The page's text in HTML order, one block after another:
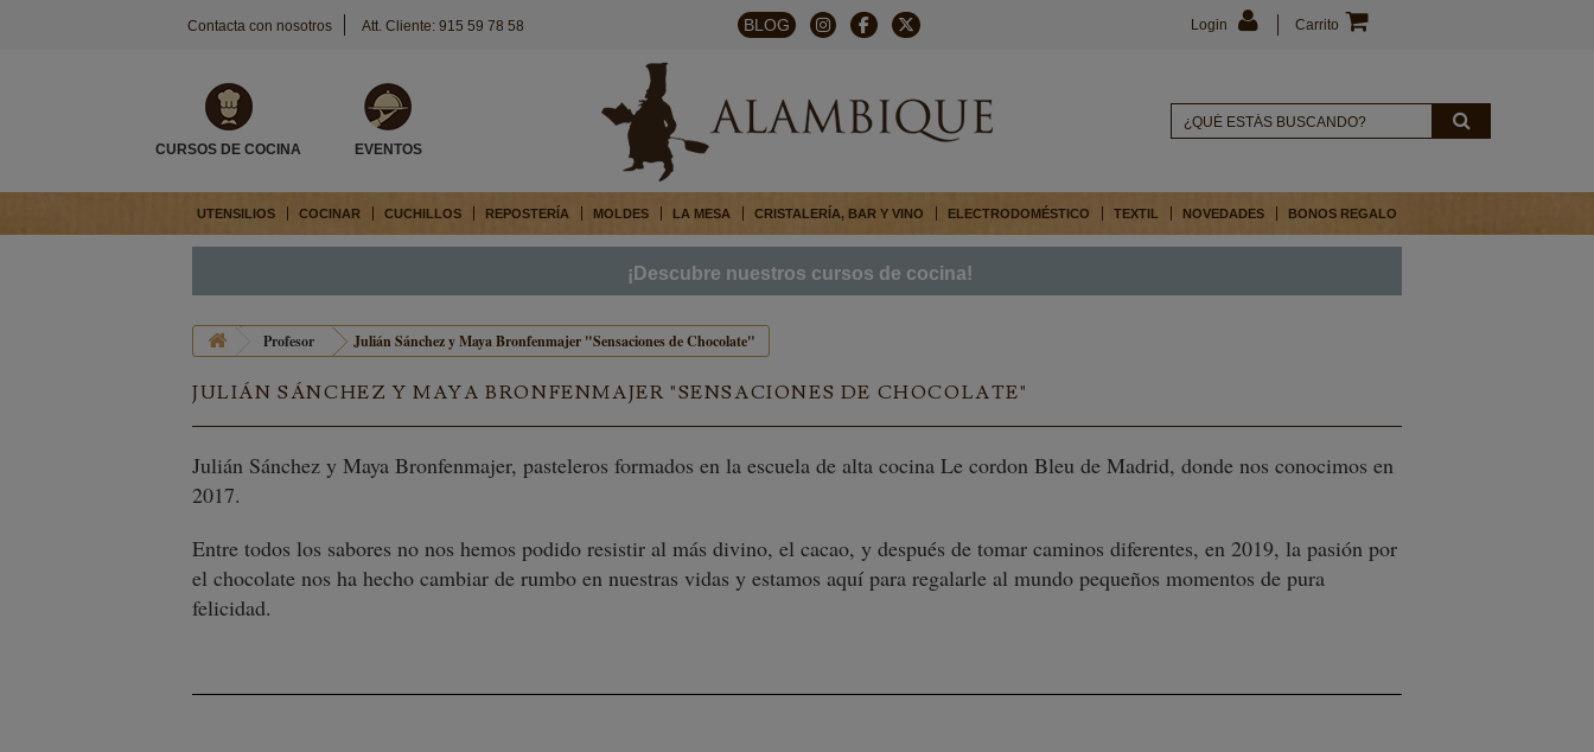
Contacta con nosotros Att. Cliente: 915 59 78 58 BLOG Carrito
Login
CURSOS DE COCINA EVENTOS
UTENSILIOS COCINAR CUCHILLOS REPOSTERÍA MOLDES LA MESA CRISTALERÍA, BAR Y VINO ELECTRODOMÉSTICO TEXTIL NOVEDADES BONOS REGALO
¡Descubre nuestros cursos de cocina!
Profesor Julián Sánchez y Maya Bronfenmajer "Sensaciones de Chocolate"
JULIÁN SÁNCHEZ Y MAYA BRONFENMAJER "SENSACIONES DE CHOCOLATE"
Julián Sánchez y Maya Bronfenmajer, pasteleros formados en la escuela de alta cocina Le cordon Bleu de Madrid, donde nos conocimos en
2017.
Entre todos los sabores no nos hemos podido resistir al más divino, el cacao, y después de tomar caminos diferentes, en 2019, la pasión por
el chocolate nos ha hecho cambiar de rumbo en nuestras vidas y estamos aquí para regalarle al mundo pequeños momentos de pura
felicidad.